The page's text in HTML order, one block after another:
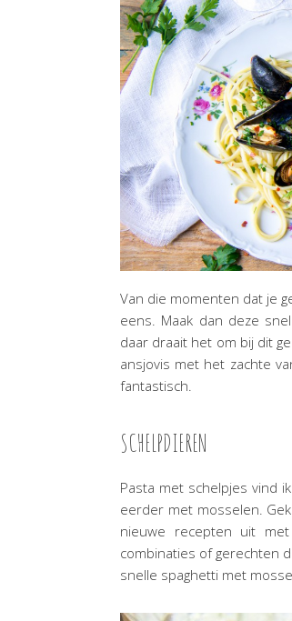
Van die momenten dat je
eens. Maak dan deze
daar draait het om bij dit
ansjovis met het zachte
fantastisch.
SCHELPDIEREN
Pasta met schelpjes vind
eerder met mosselen.
nieuwe recepten uit
combinaties of gerechten
snelle spaghetti met